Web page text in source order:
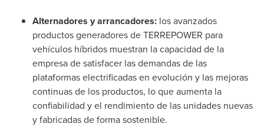
Alternadores y arrancadores: los avanzados
productos generadores de TERREPOWER para
vehículos híbridos muestran la capacidad de la
empresa de satisfacer las demandas de las
plataformas electrificadas en evolución y las mejoras
continuas de los productos, lo que aumenta la
confiabilidad y el rendimiento de las unidades nuevas
y fabricadas de forma sostenible.